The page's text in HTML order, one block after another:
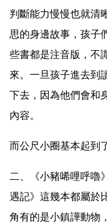
判斷能力慢慢也就清
思的身邊故事，孩子
些書都是注音版，不
來。一旦孩子進去到
下去，因為他們會和
內容。
而公尺小圈基本起到
二、《小豬唏哩呼嚕
遇記》這幾本都屬於
角有的是小鎮譁動物